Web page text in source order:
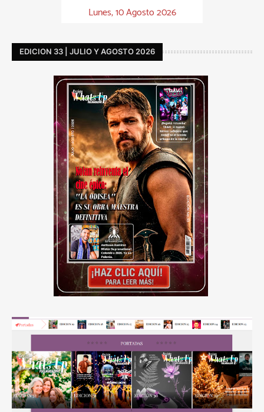
Lunes, 10 Agosto 2026
EDICION 33 | JULIO Y AGOSTO 2026